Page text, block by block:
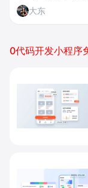
大东
0代码开发小程序